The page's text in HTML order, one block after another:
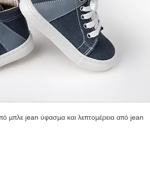
μπλε jean ύφασμα και λεπτομέρεια από jean